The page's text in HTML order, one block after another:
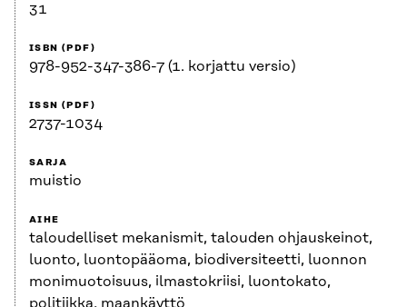
31
ISBN (PDF)
978-952-347-386-7 (1. korjattu versio)
ISSN (PDF)
2737-1034
SARJA
muistio
AIHE
taloudelliset mekanismit, talouden ohjauskeinot,
luonto, luontopääoma, biodiversiteetti, luonnon
monimuotoisuus, ilmastokriisi, luontokato,
politiikka, maankäyttö